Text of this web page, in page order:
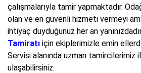
çalışmalarıyla tamir yapmaktadır.
olan ve en güvenli hizmeti vermeyi
ihtiyaç duyduğunuz her an
Tamiratı için ekiplerimizle emin
Servisi alanında uzman tamircilerimiz
ulaşabilirsiniz.